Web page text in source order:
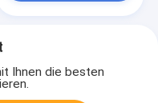
Ihnen die besten